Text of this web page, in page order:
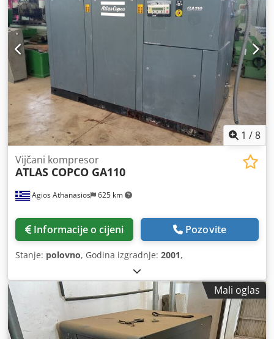
1 /8
Agios Athanasios 625 km
Vijčani kompresor
ATLAS COPCO GA110
Informacije o cijeni Pozovite
Stanje: polovno, Godina izgradnje: 2001,
Mali oglas